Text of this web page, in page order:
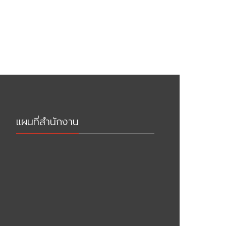
แผนที่สำนักงาน